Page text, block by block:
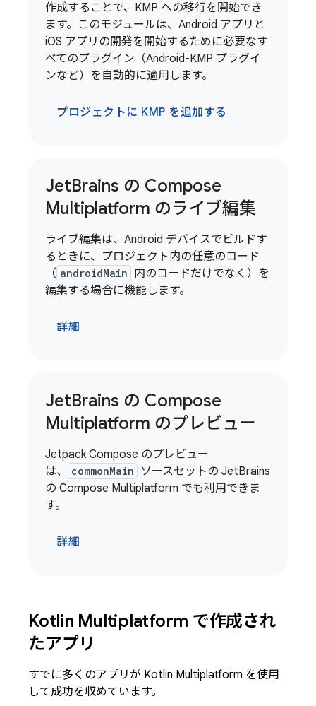
作成することで、KMP への移行を開始でき
ます。このモジュールは、Android アプリと
iOS アプリの開発を開始するために必要なす
べてのプラグイン（Android-KMP プラグイ
ンなど）を自動的に適用します。
プロジェクトに KMP を追加する
JetBrains の Compose
Multiplatform のライブ編集
ライブ編集は、Android デバイスでビルドす
るときに、プロジェクト内の任意のコード
（ androidMain 内のコードだけでなく）を
編集する場合に機能します。
詳細
JetBrains の Compose
Multiplatform のプレビュー
Jetpack Compose のプレビュー
は、
commonMain
ソースセットの JetBrains
の Compose Multiplatform でも利用できま
す。
詳細
Kotlin Multiplatform で作成され
たアプリ
すでに多くのアプリが Kotlin Multiplatform を使用
して成功を収めています。